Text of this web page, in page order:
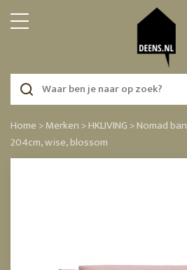
Home >Merken >HKLIVING >Nomad
204cm, wise, blossom